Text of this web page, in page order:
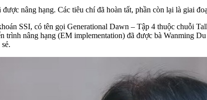
nâng hạng. Các tiêu chí đã hoàn tất, phần còn lại là giai
SSI, có tên gọi Generational Dawn – Tập 4 thuộc chuỗi
nâng hạng (EM implementation) đã được bà Wanming